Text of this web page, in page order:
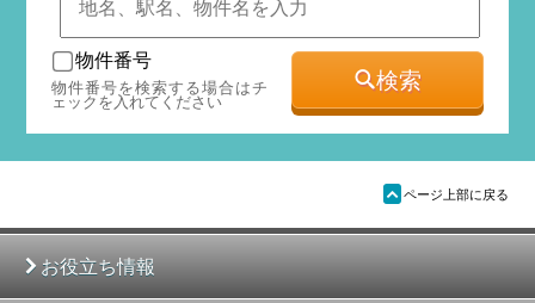
物件番号
物件番号を検索する場合はチ
ェックを入れてください
検索
ü ページ上部に戻る
お役立ち情報